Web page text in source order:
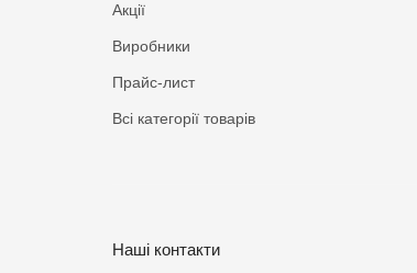
Акції
Виробники
Прайс-лист
Всі категорії товарів
Наші контакти